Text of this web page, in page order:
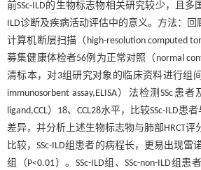
前SSc-ILD的生物标志物相关研究较少，且
ILD诊断及疾病活动评估中的意义。方法：
计算机断层扫描（high-resolution computed
募集健康体检者56例为正常对照（normal
清标本，对3组研究对象的临床资料进行组
immunosorbent assay,ELISA）法检测SSc
ligand,CCL）18、CCL28水平，比较SSc-ILD患
差异，并分析上述生物标志物与肺部HRCT评
比较，SSc-ILD组患者的病程长，更易出现雷
组（P<0.01）。SSc-ILD组、SSc-non-ILD组